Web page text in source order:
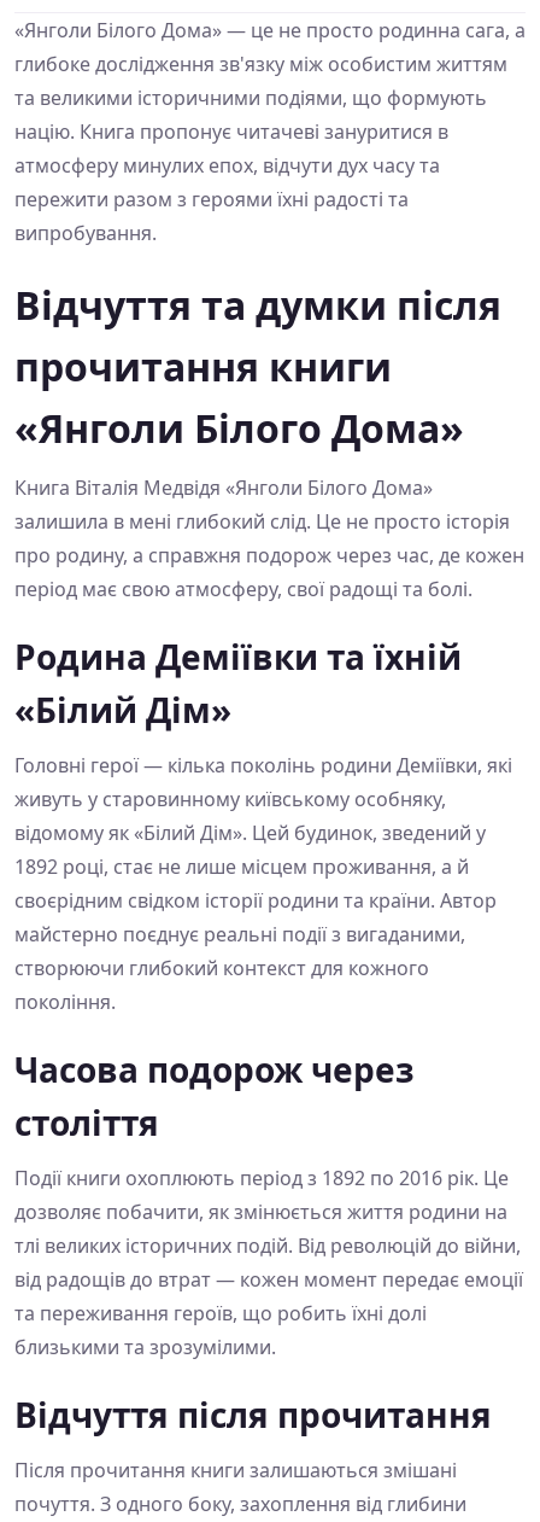
«Янголи Білого Дома» — це не просто родинна сага, а
глибоке дослідження зв'язку між особистим життям
та великими історичними подіями, що формують
націю. Книга пропонує читачеві зануритися в
атмосферу минулих епох, відчути дух часу та
пережити разом з героями їхні радості та
випробування.
Відчуття та думки після
прочитання книги
«Янголи Білого Дома»
Книга Віталія Медвідя «Янголи Білого Дома»
залишила в мені глибокий слід. Це не просто історія
про родину, а справжня подорож через час, де кожен
період має свою атмосферу, свої радощі та болі.
Родина Деміївки та їхній
«Білий Дім»
Головні герої — кілька поколінь родини Деміївки, які
живуть у старовинному київському особняку,
відомому як «Білий Дім». Цей будинок, зведений у
1892 році, стає не лише місцем проживання, а й
своєрідним свідком історії родини та країни. Автор
майстерно поєднує реальні події з вигаданими,
створюючи глибокий контекст для кожного
покоління.
Часова подорож через
століття
Події книги охоплюють період з 1892 по 2016 рік. Це
дозволяє побачити, як змінюється життя родини на
тлі великих історичних подій. Від революцій до війни,
від радощів до втрат — кожен момент передає емоції
та переживання героїв, що робить їхні долі
близькими та зрозумілими.
Відчуття після прочитання
Після прочитання книги залишаються змішані
почуття. З одного боку, захоплення від глибини